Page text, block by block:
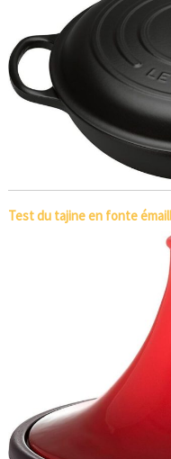
Test du tajine en fonte